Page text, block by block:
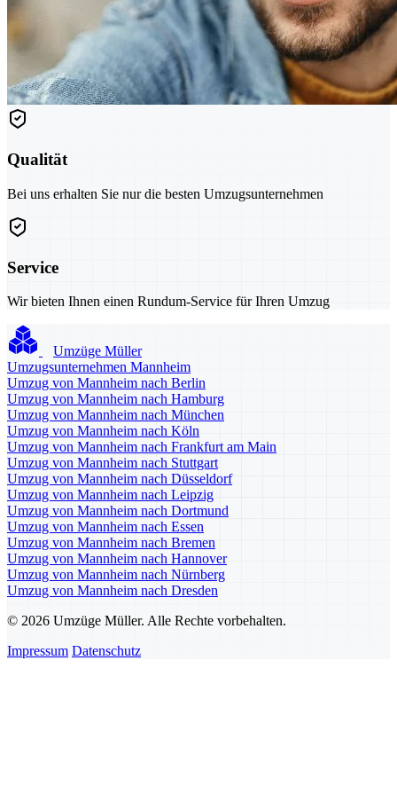
Qualität
Bei uns erhalten Sie nur die besten Umzugsunternehmen
Service
Wir bieten Ihnen einen Rundum-Service für Ihren Umzug
Umzüge Müller
Umzugsunternehmen Mannheim
Umzug von Mannheim nach Berlin
Umzug von Mannheim nach Hamburg
Umzug von Mannheim nach München
Umzug von Mannheim nach Köln
Umzug von Mannheim nach Frankfurt am Main
Umzug von Mannheim nach Stuttgart
Umzug von Mannheim nach Düsseldorf
Umzug von Mannheim nach Leipzig
Umzug von Mannheim nach Dortmund
Umzug von Mannheim nach Essen
Umzug von Mannheim nach Bremen
Umzug von Mannheim nach Hannover
Umzug von Mannheim nach Nürnberg
Umzug von Mannheim nach Dresden
© 2026 Umzüge Müller. Alle Rechte vorbehalten.
Impressum Datenschutz